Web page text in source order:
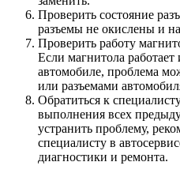
Проверить состояние
разъемы не окислены и
Проверить работу
Если магнитола
автомобиле, проблема
или разъемами
Обратиться к
выполнения всех
устранить проблему,
специалисту в
диагностики и ремонта.